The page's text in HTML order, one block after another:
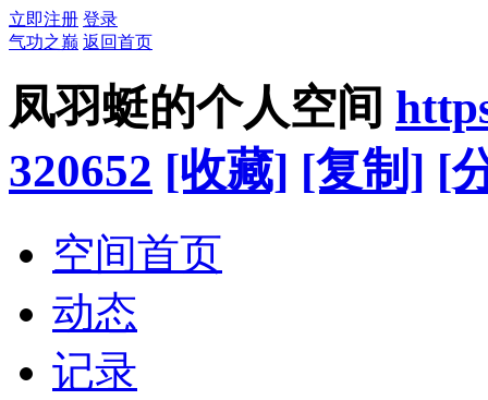
立即注册 登录
气功之巅 返回首页
凤羽蜓的个人空间
320652 [收藏] [复制] [
空间首页
动态
记录